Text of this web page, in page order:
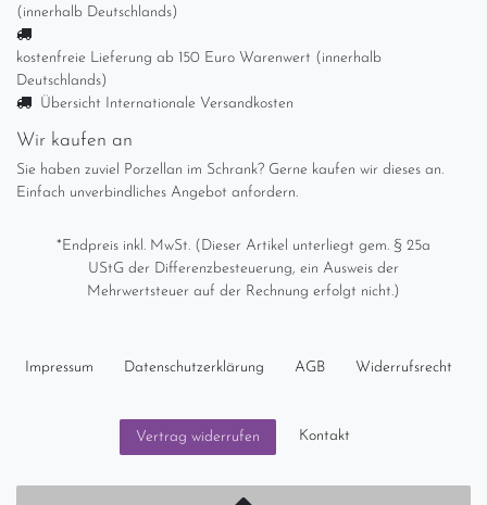
(innerhalb Deutschlands)
kostenfreie Lieferung ab 150 Euro Warenwert (innerhalb
Deutschlands)
Übersicht Internationale Versandkosten
Wir kaufen an
Sie haben zuviel Porzellan im Schrank? Gerne kaufen wir dieses an.
Einfach unverbindliches Angebot anfordern.
*Endpreis inkl. MwSt. (Dieser Artikel unterliegt gem. § 25a
UStG der Differenzbesteuerung, ein Ausweis der
Mehrwertsteuer auf der Rechnung erfolgt nicht.)
Impressum Daten­schutz­erklärung AGB Widerrufs­recht
Vertrag widerrufen Kontakt